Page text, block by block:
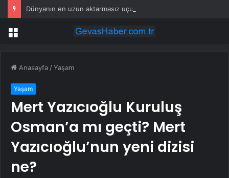
Menü
Anasayfa /Yaşam
Yaşam
Mert Yazıcıoğlu Kuruluş
Osman’a mı geçti? Mert
Yazıcıoğlu’nun yeni dizisi
ne?